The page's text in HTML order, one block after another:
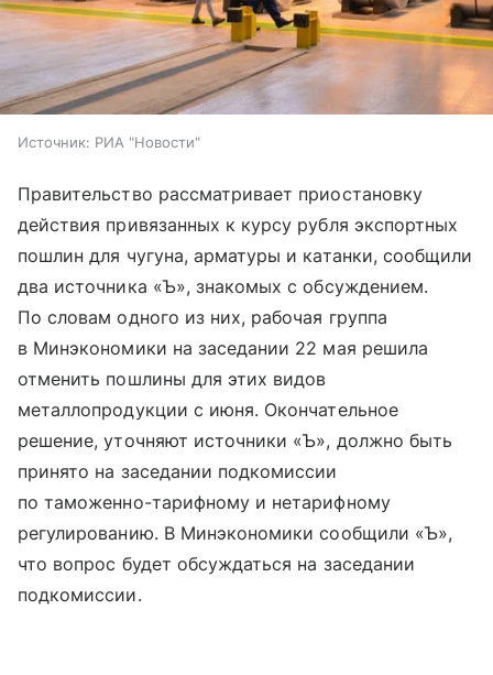
Источник: РИА "Новости"
Правительство рассматривает приостановку
действия привязанных к курсу рубля экспортных
пошлин для чугуна, арматуры и катанки, сообщили
два источника «Ъ», знакомых с обсуждением.
По словам одного из них, рабочая группа
в Минэкономики на заседании 22 мая решила
отменить пошлины для этих видов
металлопродукции с июня. Окончательное
решение, уточняют источники «Ъ», должно быть
принято на заседании подкомиссии
по таможенно-тарифному и нетарифному
регулированию. В Минэкономики сообщили «Ъ»,
что вопрос будет обсуждаться на заседании
подкомиссии.